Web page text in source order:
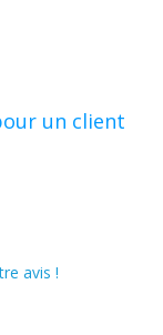
un client
avis !